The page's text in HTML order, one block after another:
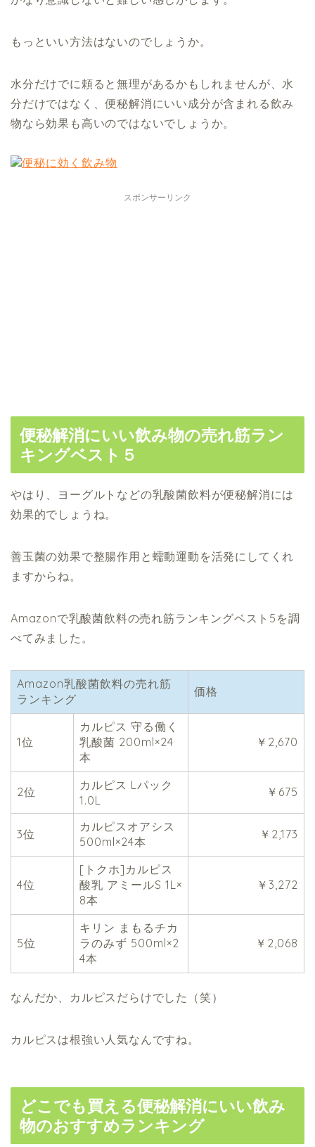
もっといい方法はないのでしょうか。
水分だけでに頼ると無理があるかもしれませんが、水
分だけではなく、便秘解消にいい成分が含まれる飲み
物なら効果も高いのではないでしょうか。
スポンサーリンク
便秘解消にいい飲み物の売れ筋ラン
キングベスト５
やはり、ヨーグルトなどの乳酸菌飲料が便秘解消には
効果的でしょうね。
善玉菌の効果で整腸作用と蠕動運動を活発にしてくれ
ますからね。
Amazonで乳酸菌飲料の売れ筋ランキングベスト5を調
べてみました。
Amazon乳酸菌飲料の売れ筋
ランキング
価格
1位
カルピス 守る働く
乳酸菌 200ml×24
本
￥2,670
2位
カルピス Lパック
1.0L
￥675
3位
カルピスオアシス
500ml×24本
￥2,173
4位
[トクホ]カルピス
酸乳 アミールS 1L×
8本
￥3,272
5位
キリン まもるチカ
ラのみず 500ml×2
4本
￥2,068
なんだか、カルピスだらけでした（笑）
カルピスは根強い人気なんですね。
どこでも買える便秘解消にいい飲み
物のおすすめランキング